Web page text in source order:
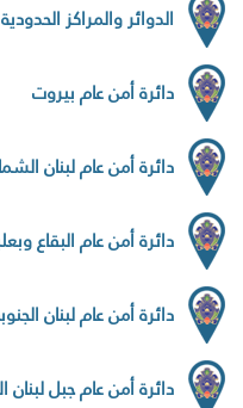
الدوائر والمراكز الحدودية
دائرة أمن عام بيروت
دائرة أمن عام لبنان
دائرة أمن عام البقاع
دائرة أمن عام لبنان
دائرة أمن عام جبل لبنان